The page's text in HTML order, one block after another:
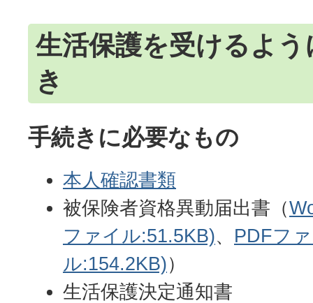
生活保護を受けるよ
き
手続きに必要なもの
本人確認書類
被保険者資格異動届出書（
ファイル:51.5KB)、 PDFフ
ル:154.2KB)）
生活保護決定通知書